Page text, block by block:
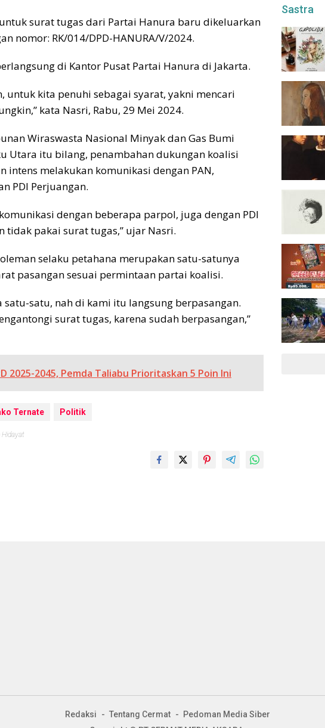
surat tugas dari Partai Hanura baru dikeluarkan
nomor: RK/014/DPD-HANURA/V/2024.
di Kantor Pusat Partai Hanura di Jakarta.
untuk kita penuhi sebagai syarat, yakni mencari
kata Nasri, Rabu, 29 Mei 2024.
Wiraswasta Nasional Minyak dan Gas Bumi
Utara itu bilang, penambahan dukungan koalisi
intens melakukan komunikasi dengan PAN,
PDI Perjuangan.
dengan beberapa parpol, juga dengan PDI
tidak pakai surat tugas,” ujar Nasri.
selaku petahana merupakan satu-satunya
pasangan sesuai permintaan partai koalisi.
satu-satu, nah di kami itu langsung berpasangan.
surat tugas, karena sudah berpasangan,”
2025-2045, Pemda Taliabu Prioritaskan 5 Poin Ini
Ternate Politik
Hidayat
Sastra
Redaksi Tentang Cermat
Pedoman Media Siber